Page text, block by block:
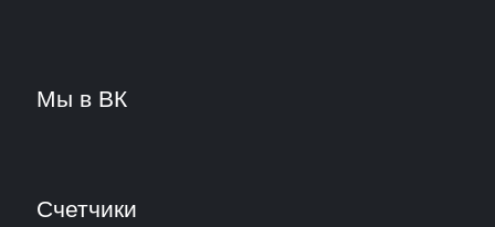
Мы в ВК
Счетчики